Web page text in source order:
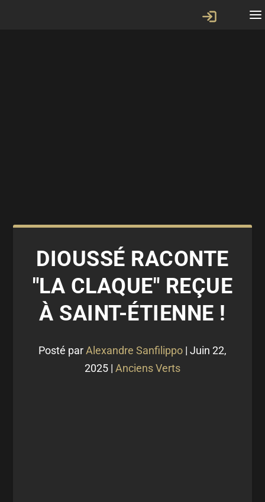
DIOUSSÉ RACONTE
"LA CLAQUE" REÇUE
À SAINT-ÉTIENNE !
Posté parAlexandre Sanfilippo | Juin 22,
2025 | Anciens Verts